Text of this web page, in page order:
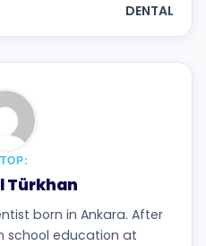
DENTAL
Türkhan
born in Ankara. After
school education at